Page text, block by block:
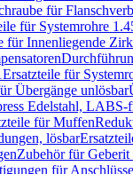
für
für Systemrohre
für Innenliegende
Ersatzteile für
Übergänge unlösbar
Edelstahl, LABS-
für Muffen
lösbar
Zubehör für Geberit
für Anschlüsse